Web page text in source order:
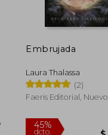
Embrujada
Laura Thalassa
(2)
Faeris Editorial, Nuevo